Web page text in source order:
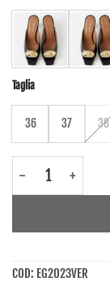
Taglia
36 37 38
COD: EG2023VER